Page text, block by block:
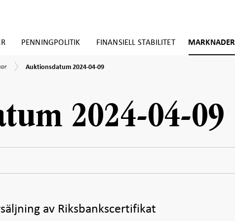
PENNINGPOLITIK FINANSIELL STABILITET MARKNADER
Auktionsdatum
Auktionsdatum 2024-04-09
2024-04-09
av Riksbankscertifikat